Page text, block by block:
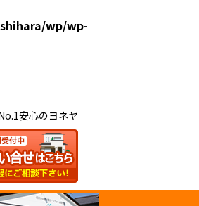
wp/wp-
安心のヨネヤ